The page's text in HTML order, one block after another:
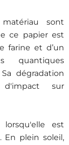
sont
ce papier est
farine et d’un
quantiques
dégradation
sur
est
En plein soleil,